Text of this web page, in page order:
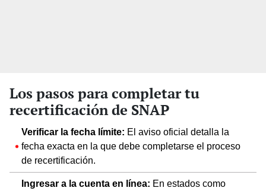
Los pasos para completar tu
recertificación de SNAP
Verificar la fecha límite: El aviso oficial detalla la
fecha exacta en la que debe completarse el proceso
de recertificación.
Ingresar a la cuenta en línea: En estados como